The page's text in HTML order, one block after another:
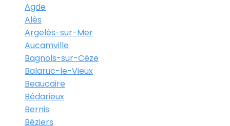
Agde
Alès
Argelès-sur-Mer
Aucamville
Bagnols-sur-Cèze
Balaruc-le-Vieux
Beaucaire
Bédarieux
Bernis
Béziers